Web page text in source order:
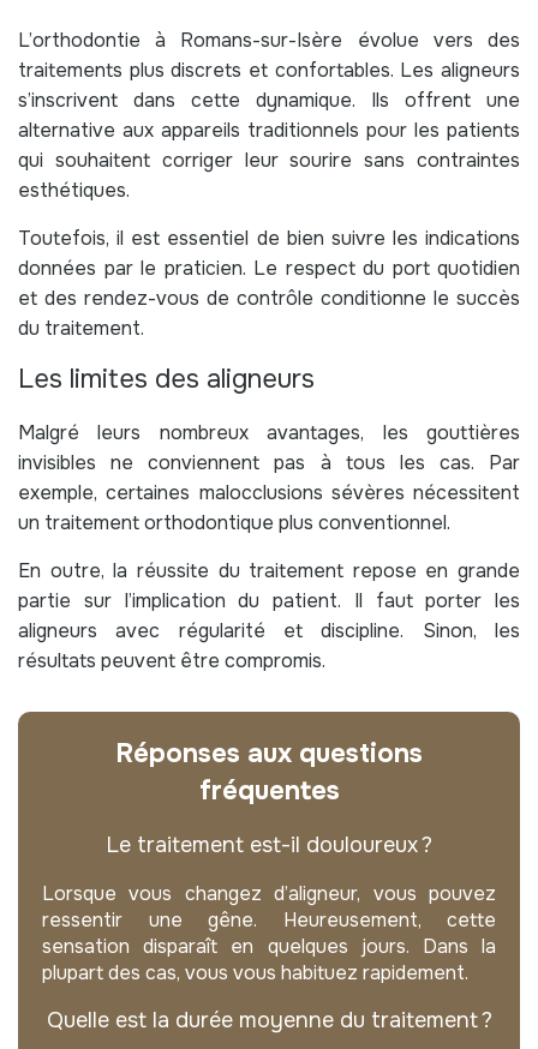
L’orthodontie à Romans-sur-Isère évolue vers des
traitements plus discrets et confortables. Les aligneurs
s’inscrivent dans cette dynamique. Ils offrent une
alternative aux appareils traditionnels pour les patients
qui souhaitent corriger leur sourire sans contraintes
esthétiques.
Toutefois, il est essentiel de bien suivre les indications
données par le praticien. Le respect du port quotidien
et des rendez-vous de contrôle conditionne le succès
du traitement.
Les limites des aligneurs
Malgré leurs nombreux avantages, les gouttières
invisibles ne conviennent pas à tous les cas. Par
exemple, certaines malocclusions sévères nécessitent
un traitement orthodontique plus conventionnel.
En outre, la réussite du traitement repose en grande
partie sur l’implication du patient. Il faut porter les
aligneurs avec régularité et discipline. Sinon, les
résultats peuvent être compromis.
Réponses aux questions
fréquentes
Le traitement est-il douloureux ?
Lorsque vous changez d’aligneur, vous pouvez
ressentir une gêne. Heureusement, cette
sensation disparaît en quelques jours. Dans la
plupart des cas, vous vous habituez rapidement.
Quelle est la durée moyenne du traitement ?